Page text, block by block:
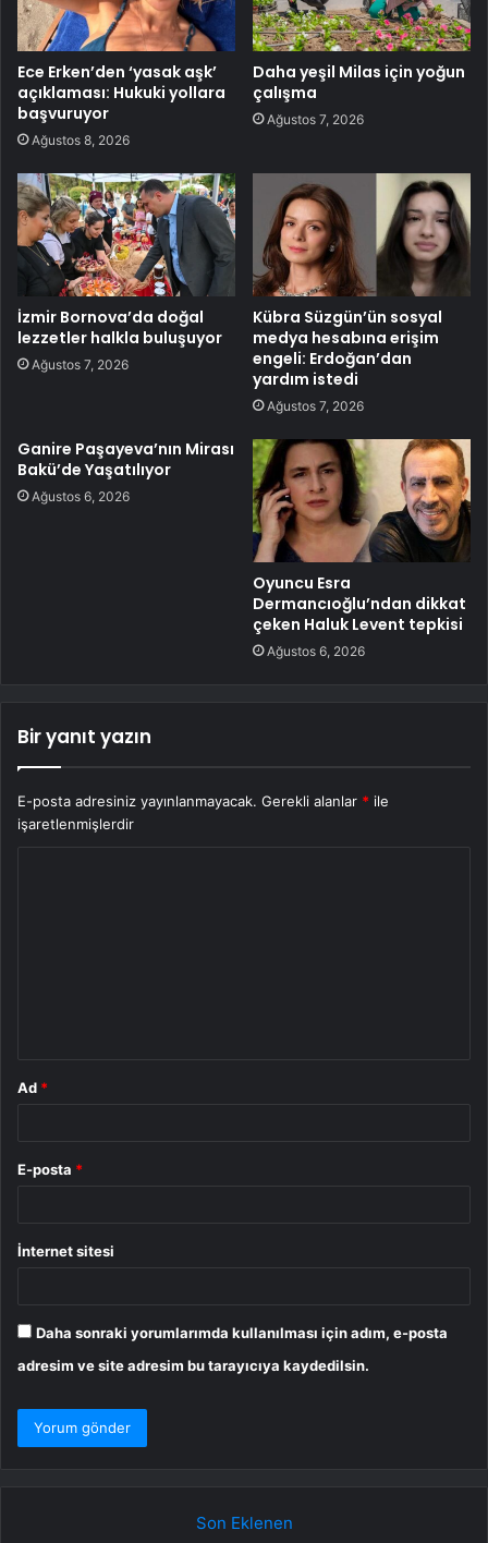
Ece Erken’den ‘yasak aşk’
açıklaması: Hukuki yollara
başvuruyor
Ağustos 8, 2026
Daha yeşil Milas için yoğun
çalışma
Ağustos 7, 2026
İzmir Bornova’da doğal
lezzetler halkla buluşuyor
Ağustos 7, 2026
Kübra Süzgün’ün sosyal
medya hesabına erişim
engeli: Erdoğan’dan
yardım istedi
Ağustos 7, 2026
Ganire Paşayeva’nın Mirası
Bakü’de Yaşatılıyor
Ağustos 6, 2026
Oyuncu Esra
Dermancıoğlu’ndan dikkat
çeken Haluk Levent tepkisi
Ağustos 6, 2026
Bir yanıt yazın
E-posta adresiniz yayınlanmayacak. Gerekli alanlar * ile
işaretlenmişlerdir
Ad *
E-posta *
İnternet sitesi
Daha sonraki yorumlarımda kullanılması için adım, e-posta
adresim ve site adresim bu tarayıcıya kaydedilsin.
Son Eklenen